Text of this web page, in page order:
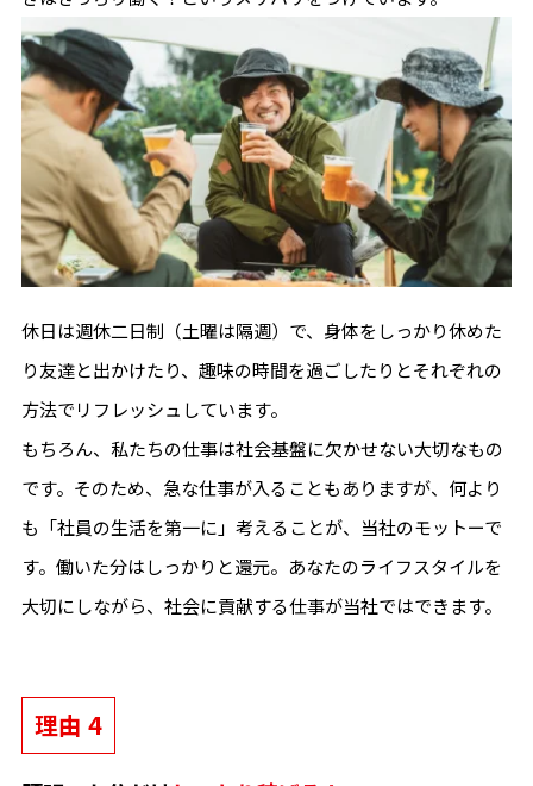
休日は週休二日制（土曜は隔週）で、身体をしっかり休めた
り友達と出かけたり、趣味の時間を過ごしたりとそれぞれの
方法でリフレッシュしています。
もちろん、私たちの仕事は社会基盤に欠かせない大切なもの
です。そのため、急な仕事が入ることもありますが、何より
も「社員の生活を第一に」考えることが、当社のモットーで
す。働いた分はしっかりと還元。あなたのライフスタイルを
大切にしながら、社会に貢献する仕事が当社ではできます。
理由 4